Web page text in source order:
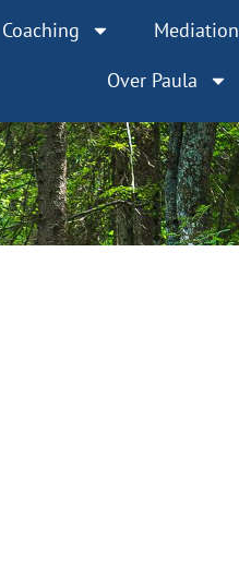
Coaching Mediation
Over Paula